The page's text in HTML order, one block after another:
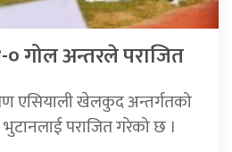
० गोल अन्तरले पराजित
एसियाली खेलकुद अन्तर्गतको
पराजित गरेको छ ।